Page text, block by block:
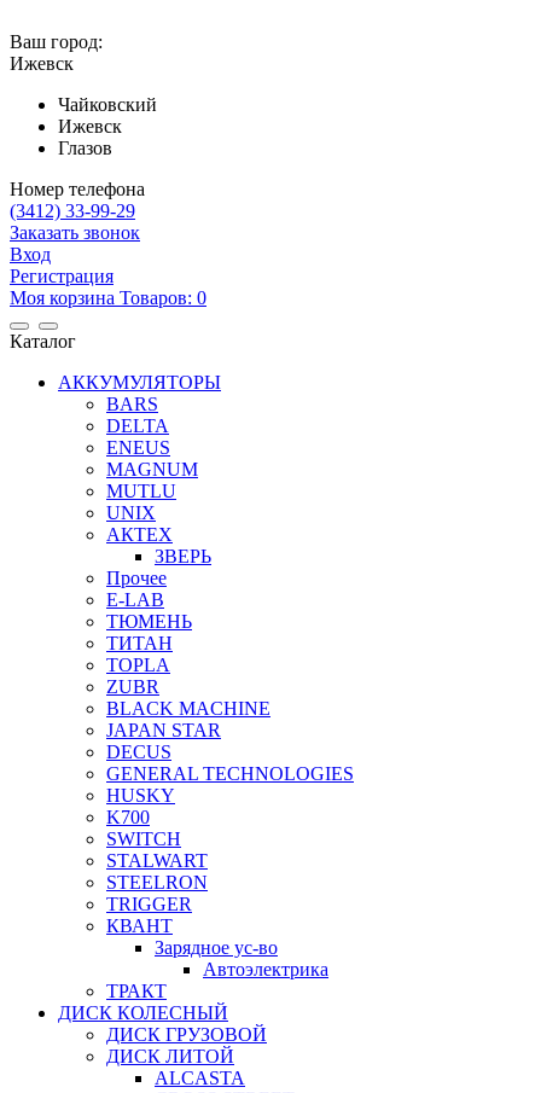
Ваш город:
Ижевск
Чайковский
Ижевск
Глазов
Номер телефона
(3412) 33-99-29
Заказать звонок
Вход
Регистрация
Mоя корзина Товаров: 0
Каталог
АККУМУЛЯТОРЫ
BARS
DELTA
ENEUS
MAGNUM
MUTLU
UNIX
АКТЕХ
ЗВЕРЬ
Прочее
E-LAB
ТЮМЕНЬ
ТИТАН
TOPLA
ZUBR
BLACK MACHINE
JAPAN STAR
DECUS
GENERAL TECHNOLOGIES
HUSKY
K700
SWITCH
STALWART
STEELRON
TRIGGER
КВАНТ
Зарядное ус-во
Автоэлектрика
ТРАКТ
ДИСК КОЛЕСНЫЙ
ДИСК ГРУЗОВОЙ
ДИСК ЛИТОЙ
ALCASTA